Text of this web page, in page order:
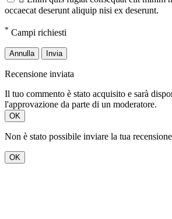
occaecat deserunt aliquip nisi ex deserunt.
* Campi richiesti
Annulla Invia
Recensione inviata
Il tuo commento è stato acquisito e sarà
l'approvazione da parte di un moderatore.
OK
Non è stato possibile inviare la tua recensione
OK